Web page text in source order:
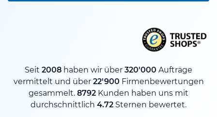
Seit 2008 haben wir über 320'000 Aufträge
vermittelt und über 22'900 Firmenbewertungen
gesammelt. 8792 Kunden haben uns mit
durchschnittlich 4.72 Sternen bewertet.